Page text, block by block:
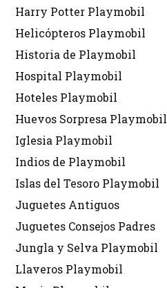
Harry Potter Playmobil
Helicópteros Playmobil
Historia de Playmobil
Hospital Playmobil
Hoteles Playmobil
Huevos Sorpresa Playmobil
Iglesia Playmobil
Indios de Playmobil
Islas del Tesoro Playmobil
Juguetes Antiguos
Juguetes Consejos Padres
Jungla y Selva Playmobil
Llaveros Playmobil